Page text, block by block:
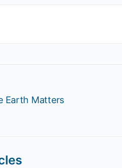
Earth Matters